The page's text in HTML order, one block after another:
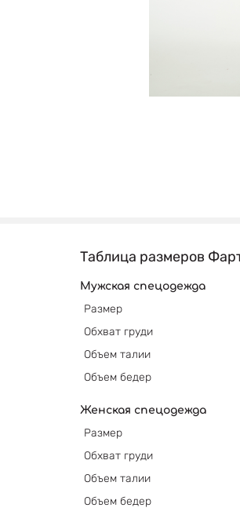
Таблица размеров
Мужская спецодежда
Размер
Обхват груди
Объем талии
Объем бедер
Женская спецодежда
Размер
Обхват груди
Объем талии
Объем бедер